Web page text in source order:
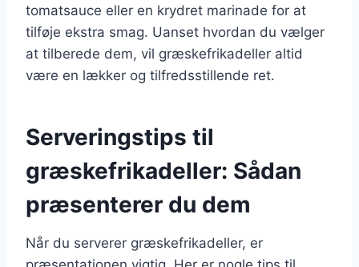
tomatsauce eller en krydret marinade for at
tilføje ekstra smag. Uanset hvordan du vælger
at tilberede dem, vil græskefrikadeller altid
være en lækker og tilfredsstillende ret.
Serveringstips til
græskefrikadeller: Sådan
præsenterer du dem
Når du serverer græskefrikadeller, er